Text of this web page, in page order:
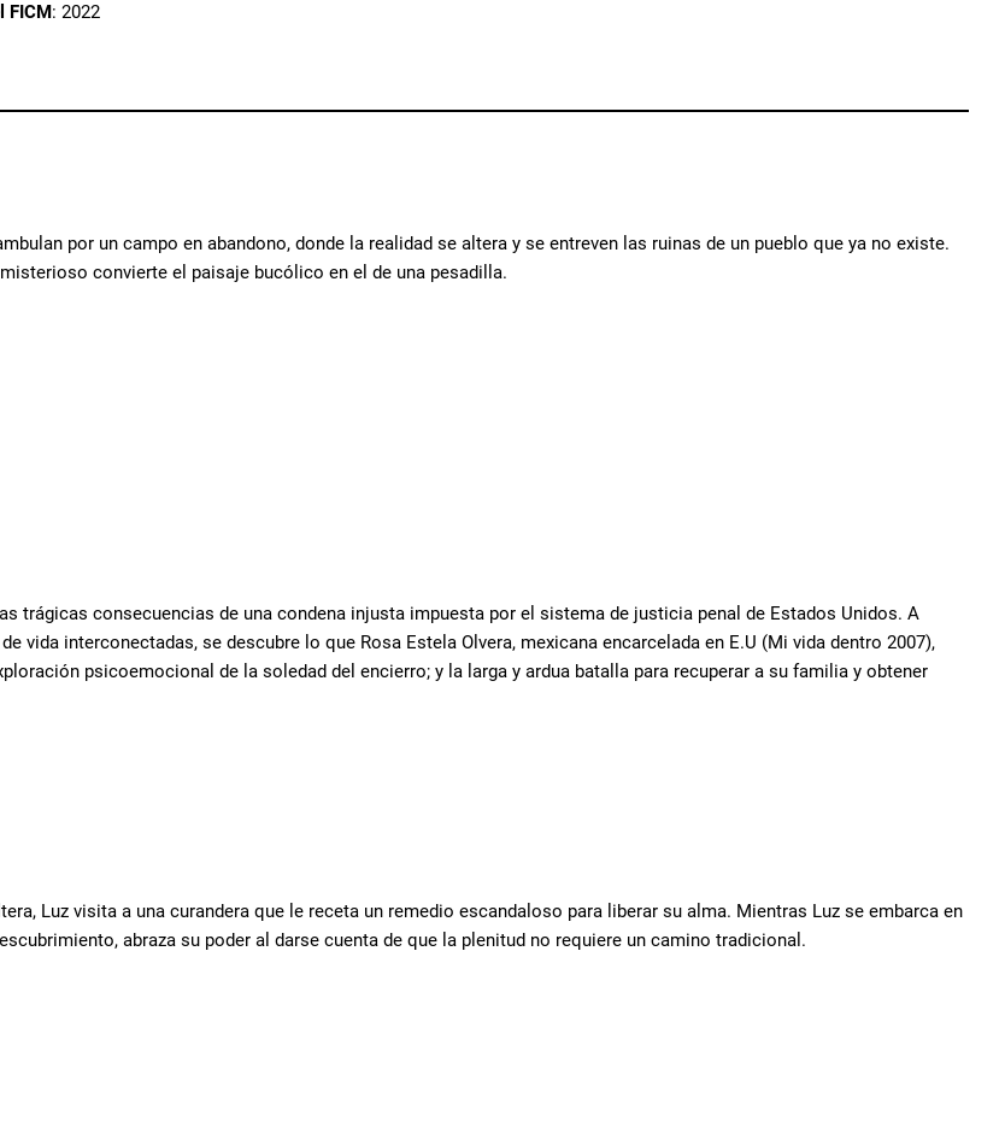
FICM: 2022
por un campo en abandono, donde la realidad se altera y se entreven las ruinas de un pueblo que ya no existe.
convierte el paisaje bucólico en el de una pesadilla.
trágicas consecuencias de una condena injusta impuesta por el sistema de justicia penal de Estados Unidos. A
vida interconectadas, se descubre lo que Rosa Estela Olvera, mexicana encarcelada en E.U (Mi vida dentro 2007),
psicoemocional de la soledad del encierro; y la larga y ardua batalla para recuperar a su familia y obtener
Luz visita a una curandera que le receta un remedio escandaloso para liberar su alma. Mientras Luz se embarca en
abraza su poder al darse cuenta de que la plenitud no requiere un camino tradicional.